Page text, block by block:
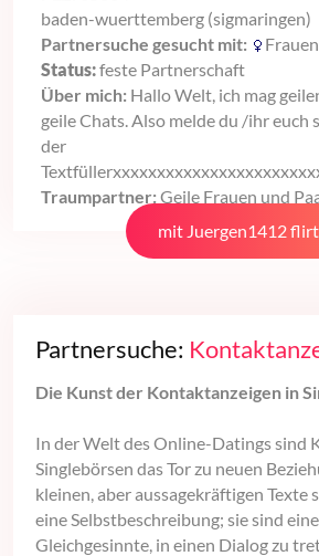
baden-wuerttemberg (sigmaringen)
Partnersuche gesucht mit:
Frauen
Status:feste Partnerschaft
Über mich: Hallo Welt, ich mag
geile Chats. Also melde du /ihr euch
der
Traumpartner: Geile Frauen und
mit Juergen1412
Partnersuche:
Die Kunst der Kontaktanzeigen in
In der Welt des Online-Datings sind
Singlebörsen das Tor zu neuen
kleinen, aber aussagekräftigen Texte
eine Selbstbeschreibung; sie sind
Gleichgesinnte, in einen Dialog zu